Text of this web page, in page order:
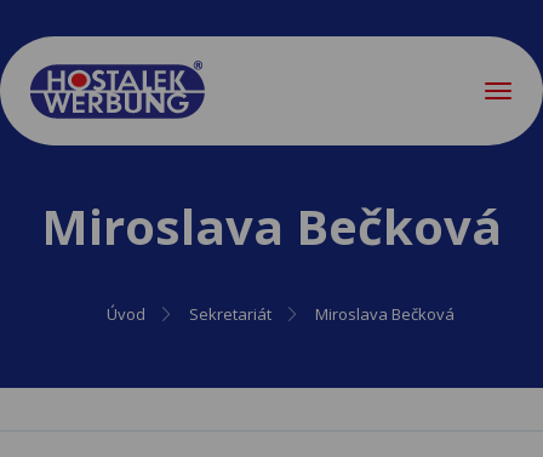
Menu
Miroslava Bečková
Úvod Sekretariát Miroslava Bečková